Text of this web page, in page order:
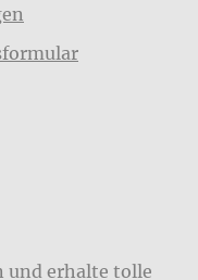
und erhalte tolle